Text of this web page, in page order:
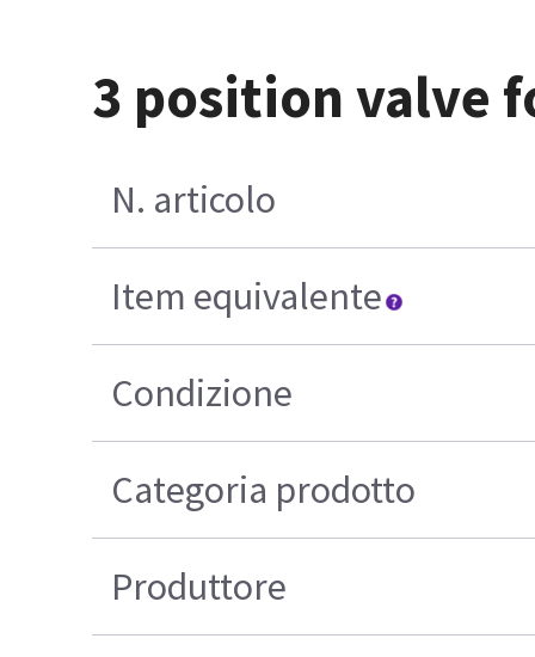
3 position valve
N. articolo
Item equivalente
Condizione
Categoria prodotto
Produttore